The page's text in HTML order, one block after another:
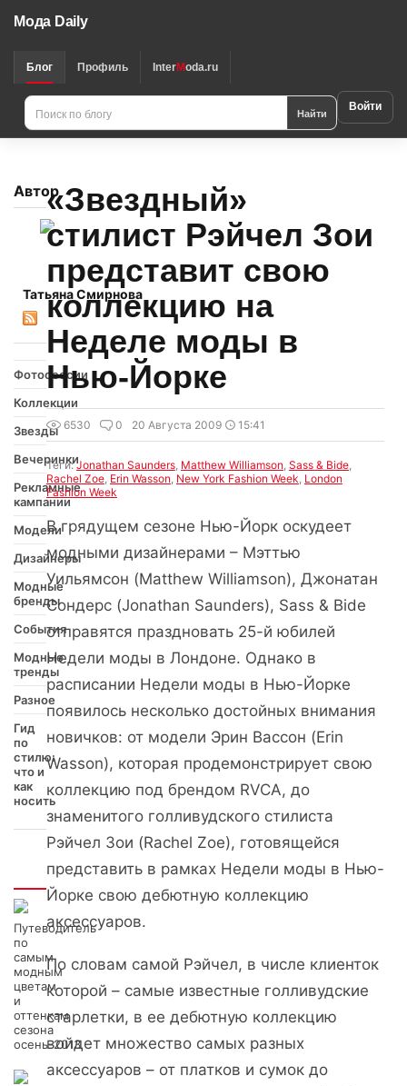
Мода Daily
Блог Профиль InterModa.ru
Найти Войти
Автор
Татьяна Смирнова
Фотосессии
Коллекции
Звезды
Вечеринки
Рекламные
кампании
Модели
Дизайнеры
Модные
бренды
События
Модные
тренды
Разное
Гид
по
стилю:
что и
как
носить
Интересно
Путеводитель
по
самым
модным
цветам
и
оттенкам
сезона
осень-2013
«Звездный»
стилист Рэйчел Зои
представит свою
коллекцию на
Неделе моды в
Нью-Йорке
6530 0 20 Августа 2009 15:41
Теги:Jonathan Saunders, Matthew Williamson, Sass & Bide,
Rachel Zoe, Erin Wasson, New York Fashion Week, London
Fashion Week
В грядущем сезоне Нью-Йорк оскудеет
модными дизайнерами – Мэттью
Уильямсон (Matthew Williamson), Джонатан
Сондерс (Jonathan Saunders), Sass & Bide
отправятся праздновать 25-й юбилей
Недели моды в Лондоне. Однако в
расписании Недели моды в Нью-Йорке
появилось несколько достойных внимания
новичков: от модели Эрин Вассон (Erin
Wasson), которая продемонстрирует свою
коллекцию под брендом RVCA, до
знаменитого голливудского стилиста
Рэйчел Зои (Rachel Zoe), готовящейся
представить в рамках Недели моды в Нью-
Йорке свою дебютную коллекцию
аксессуаров.
По словам самой Рэйчел, в числе клиенток
которой – самые известные голливудские
старлетки, в ее дебютную коллекцию
войдет множество самых разных
аксессуаров – от платков и сумок до